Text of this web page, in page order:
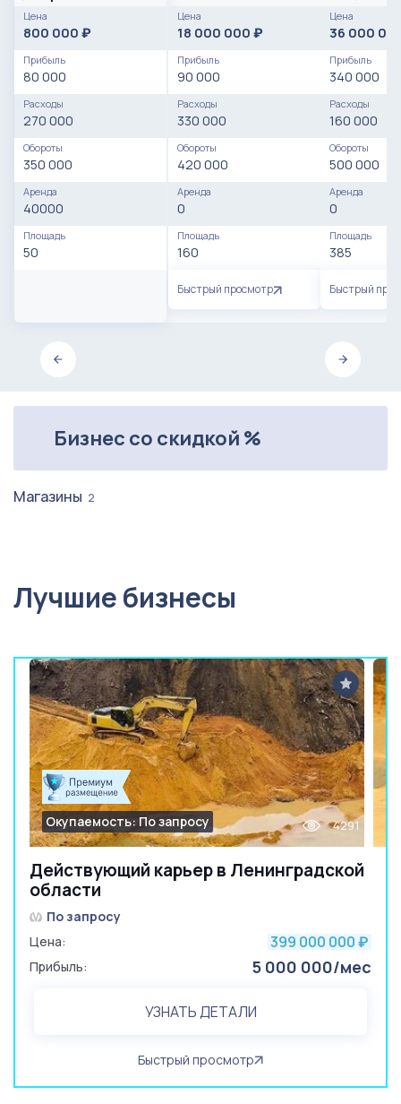
Цена
800 000 ₽
Прибыль
80 000
Расходы
270 000
Обороты
350 000
Аренда
40000
Площадь
50
Цена
18 000 000 ₽
Прибыль
90 000
Расходы
330 000
Обороты
420 000
Аренда
0
Площадь
160
Быстрый просмотр
Цена
36 000
Прибыль
340 000
Расходы
160 000
Обороты
500 000
Аренда
0
Площадь
385
Быстрый
Бизнес со скидкой %
Магазины 2
Лучшие бизнесы
Действующий карьер в Ленинградской
области
Окупаемость: По запросу 4291
По запросу
Цена:
399 000 000 ₽
Прибыль: 5 000 000/мес
УЗНАТЬ ДЕТАЛИ
Быстрый просмотр